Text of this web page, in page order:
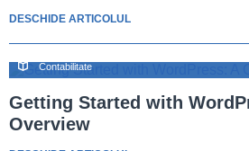
DESCHIDE ARTICOLUL
Contabilitate
Getting Started with
Overview